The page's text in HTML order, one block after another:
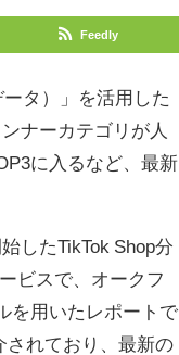
Feedly
タ）」を活用した
ナーカテゴリが人
に入るなど、最新
したTikTok Shop分
ビスで、オークフ
を用いたレポートで
されており、最新の